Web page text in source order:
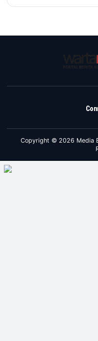
Copyright © 2026 Media